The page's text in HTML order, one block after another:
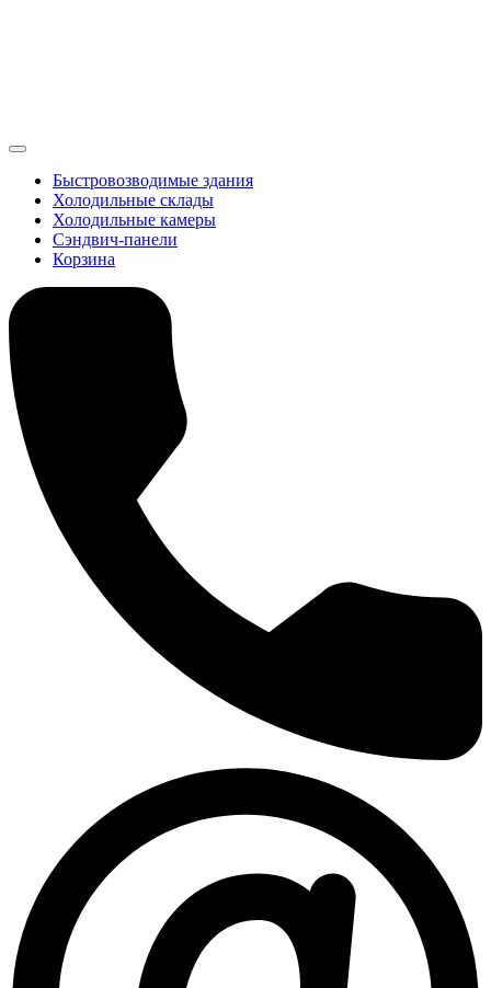
Быстровозводимые здания
Холодильные склады
Холодильные камеры
Сэндвич-панели
Корзина